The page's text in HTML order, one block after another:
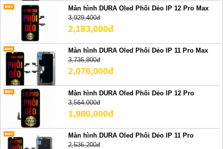
Màn hình DURA Oled Phôi Dẻo IP 12 Pro Max
3,929,400đ
2,183,000đ
Màn hình DURA Oled Phôi Dẻo IP 11 Pro Max
3,736,800đ
2,076,000đ
Màn hình DURA Oled Phôi Dẻo IP 12 Pro
3,564,000đ
1,980,000đ
Màn hình DURA Oled Phôi Dẻo IP 11 Pro
2,536,200đ